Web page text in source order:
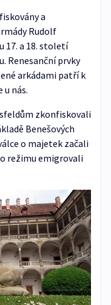
a
Rudolf
17. a 18. století
Renesanční prvky
arkádami patří k
u nás.
zkonfiskovali
Benešových
o majetek začali
režimu emigrovali